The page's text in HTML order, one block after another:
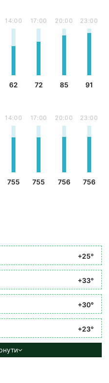
14:00
62
17:00
72
20:00
85
23:00
91
14:00
755
17:00
755
20:00
756
23:00
756
+25°
+33°
+30°
+23°